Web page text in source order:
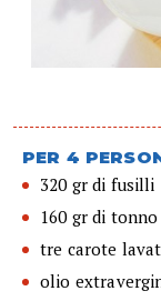
PER 4
320 gr di fusilli
160 gr di
tre carote
olio